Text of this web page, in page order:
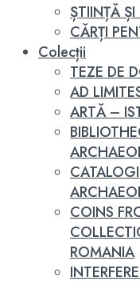
ȘTIINȚĂ
CĂRȚI
Colecții
TEZE DE
AD
ARTĂ –
COINS
ROMANIA